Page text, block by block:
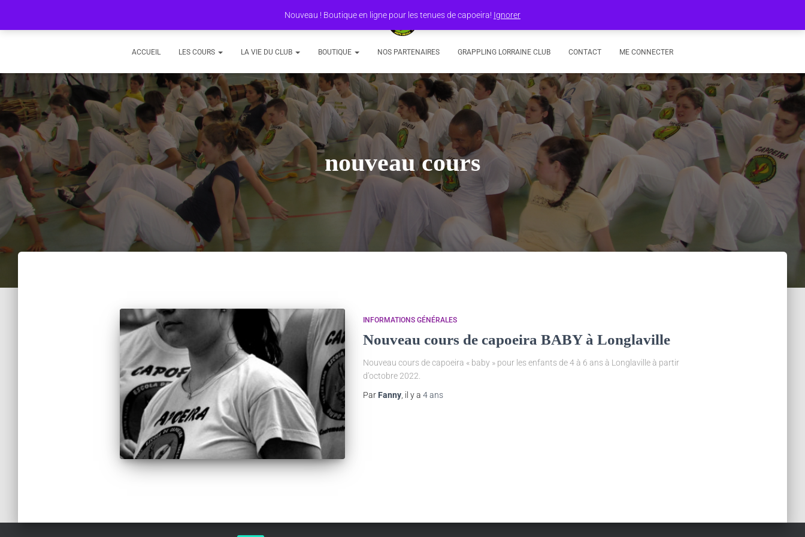
Nouveau ! Boutique en ligne pour les tenues de capoeira! Ignorer
ACCUEIL LES COURS LA VIE DU CLUB BOUTIQUE NOS PARTENAIRES GRAPPLING LORRAINE CLUB CONTACT ME CONNECTER
nouveau cours
INFORMATIONS GÉNÉRALES
Nouveau cours de capoeira BABY à Longlaville
Nouveau cours de capoeira « baby » pour les enfants de 4 à 6 ans à Longlaville à partir
d’octobre 2022.
Par Fanny, il y a 4 ans